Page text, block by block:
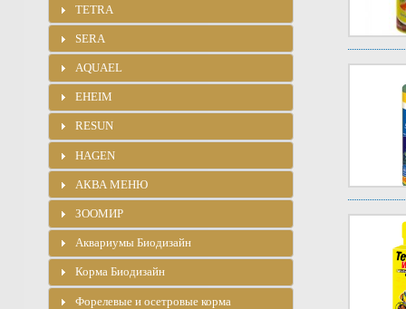
TETRA
SERA
AQUAEL
EHEIM
RESUN
HAGEN
АКВА МЕНЮ
ЗООМИР
Аквариумы Биодизайн
Корма Биодизайн
Форелевые и осетровые корма